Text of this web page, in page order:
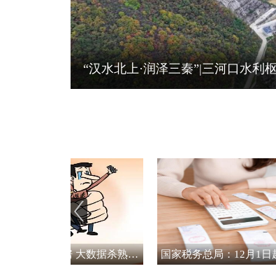
四部门出手剑指信息茧房 大数据杀熟等问题